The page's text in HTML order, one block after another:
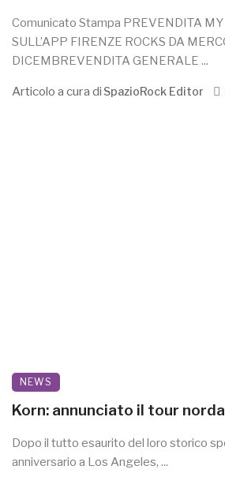
Comunicato Stampa PREVENDITA
SULL’APP FIRENZE ROCKS DA
DICEMBREVENDITA GENERALE ...
Articolo a cura di SpazioRock Editor
NEWS
Korn: annunciato il tour
Dopo il tutto esaurito del loro storico
anniversario a Los Angeles, ...